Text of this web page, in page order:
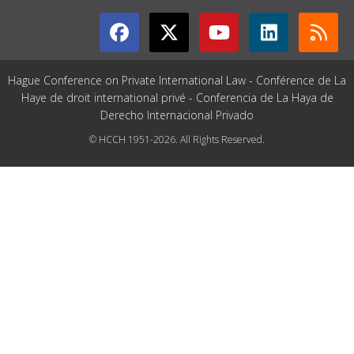
Hague Conference on Private International Law - Conférence de La
Haye de droit international privé - Conferencia de La Haya de
Derecho Internacional Privado
© HCCH 1951-2026. All Rights Reserved.